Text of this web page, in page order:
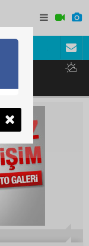
Avukat
akını
Foto